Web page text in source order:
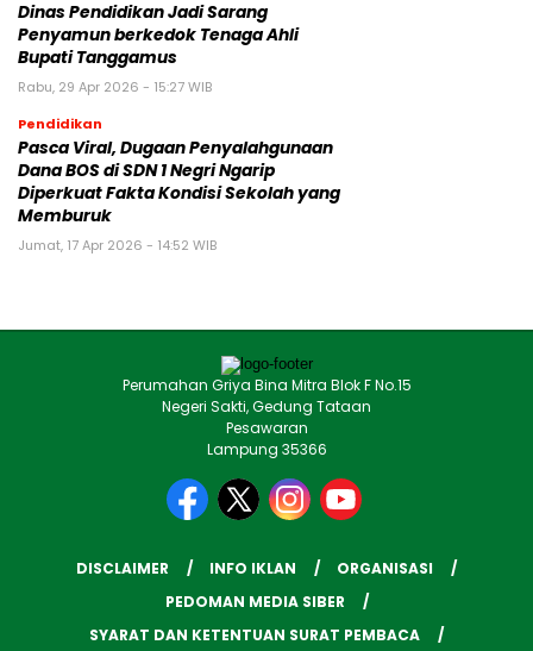
Dinas Pendidikan Jadi Sarang
Penyamun berkedok Tenaga Ahli
Bupati Tanggamus
Rabu, 29 Apr 2026 - 15:27 WIB
Pendidikan
Pasca Viral, Dugaan Penyalahgunaan
Dana BOS di SDN 1 Negri Ngarip
Diperkuat Fakta Kondisi Sekolah yang
Memburuk
Jumat, 17 Apr 2026 - 14:52 WIB
Perumahan Griya Bina Mitra Blok F No.15
Negeri Sakti, Gedung Tataan
Pesawaran
Lampung 35366
DISCLAIMER INFO IKLAN
ORGANISASI
PEDOMAN MEDIA SIBER
SYARAT DAN KETENTUAN SURAT PEMBACA